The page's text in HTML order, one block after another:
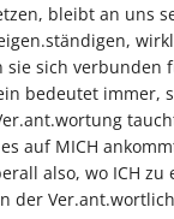
bleibt an uns
sie sich verbunden
bedeutet immer,
auf MICH
also, wo ICH zu
der